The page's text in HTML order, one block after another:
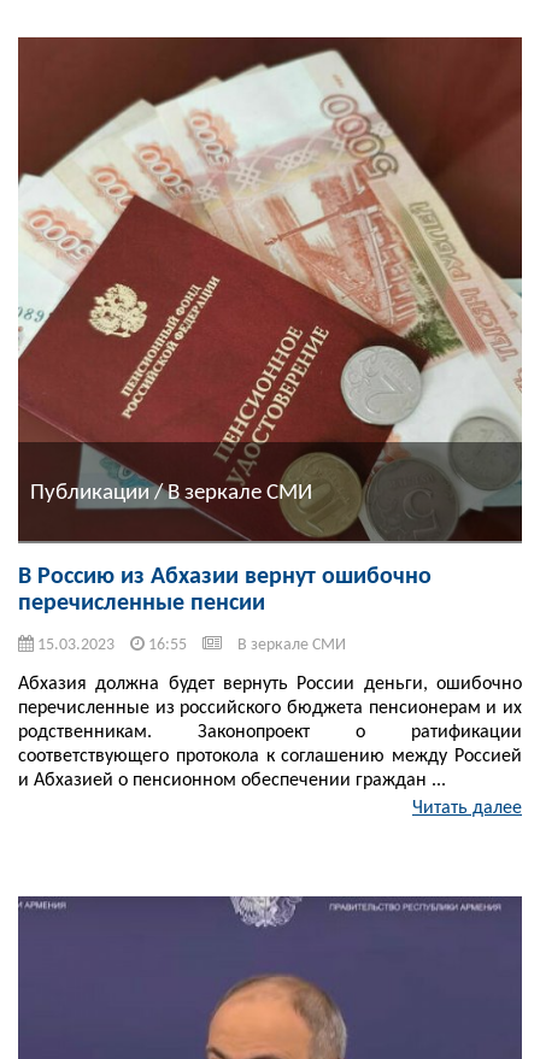
Публикации / В зеркале СМИ
В Россию из Абхазии вернут ошибочно
перечисленные пенсии
15.03.2023 16:55 В зеркале СМИ
Абхазия должна будет вернуть России деньги, ошибочно
перечисленные из российского бюджета пенсионерам и их
родственникам. Законопроект о ратификации
соответствующего протокола к соглашению между Россией
и Абхазией о пенсионном обеспечении граждан ...
Читать далее